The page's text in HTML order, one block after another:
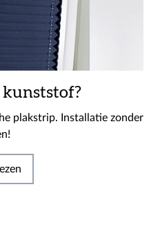
plakstrip. Installatie zonder